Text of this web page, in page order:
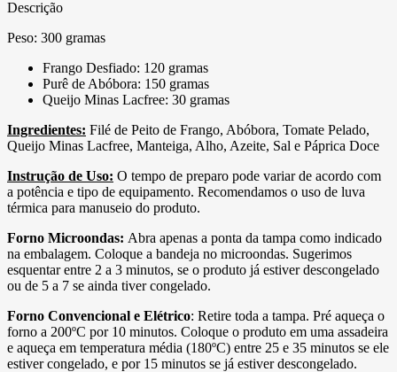
Descrição
Peso: 300 gramas
Frango Desfiado: 120 gramas
Purê de Abóbora: 150 gramas
Queijo Minas Lacfree: 30 gramas
Ingredientes: Filé de Peito de Frango, Abóbora, Tomate Pelado,
Queijo Minas Lacfree, Manteiga, Alho, Azeite, Sal e Páprica Doce
Instrução de Uso: O tempo de preparo pode variar de acordo com
a potência e tipo de equipamento. Recomendamos o uso de luva
térmica para manuseio do produto.
Forno Microondas: Abra apenas a ponta da tampa como indicado
na embalagem. Coloque a bandeja no microondas. Sugerimos
esquentar entre 2 a 3 minutos, se o produto já estiver descongelado
ou de 5 a 7 se ainda tiver congelado.
Forno Convencional e Elétrico: Retire toda a tampa. Pré aqueça o
forno a 200ºC por 10 minutos. Coloque o produto em uma assadeira
e aqueça em temperatura média (180ºC) entre 25 e 35 minutos se ele
estiver congelado, e por 15 minutos se já estiver descongelado.